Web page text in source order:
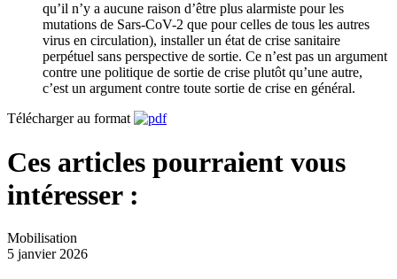
qu’il n’y a aucune raison d’être plus alarmiste pour les
mutations de Sars-CoV-2 que pour celles de tous les autres
virus en circulation), installer un état de crise sanitaire
perpétuel sans perspective de sortie. Ce n’est pas un argument
contre une politique de sortie de crise plutôt qu’une autre,
c’est un argument contre toute sortie de crise en général.
Télécharger au format
Ces articles pourraient vous
intéresser :
Mobilisation
5 janvier 2026